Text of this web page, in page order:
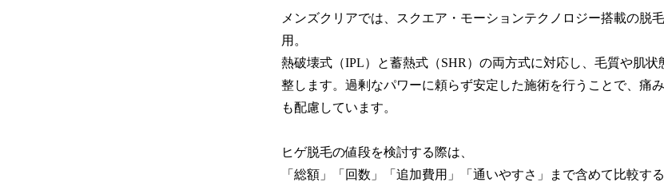
メンズクリアでは、スクエア・モーションテクノロジー搭載の脱
用。
熱破壊式（IPL）と蓄熱式（SHR）の両方式に対応し、毛質や肌状
整します。過剰なパワーに頼らず安定した施術を行うことで、痛
も配慮しています。
ヒゲ脱毛の値段を検討する際は、
「総額」「回数」「追加費用」「通いやすさ」まで含めて比較す